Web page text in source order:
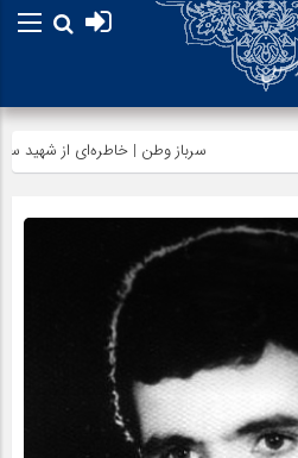
سرباز وطن | خاطره‌ای از شهید